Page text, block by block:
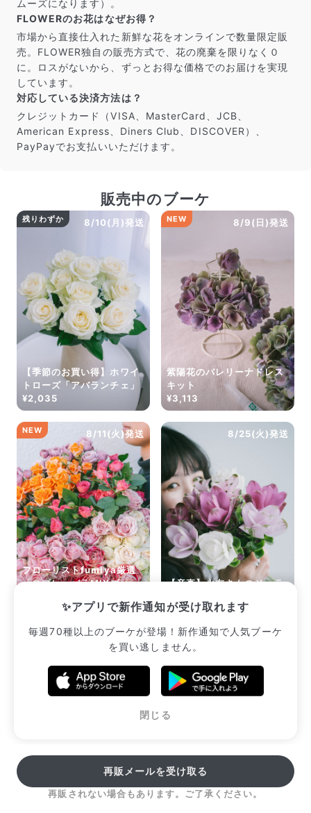
写真と同じものが届く？
商品ページに掲載している写真は、実際にお届けする商
だけ写真のイメージに近いものをお届けできるように人
の目でチェックをしています。
よくある質問
Q. 毎月自動でお花が届くサービスですか？
いいえ、毎月自動でお届けするサービスではありません。好
きな時に好きな花をご注文いただけます。
Q. 配送できないエリアはありますか？
ただいま沖縄・離島エリアへの配送には対応しておりませ
ん。ご了承ください。
Q. 配送日時は指定できますか？
お花をベストなタイミングで発送しているため、お届け日の
指定はできません。受け取り時間帯は、発送後にクロネコヤ
マトのアプリから変更可能です。
Q. 注文後にキャンセルできますか？
ご注文後一定時間内であればキャンセル可能です。
ムーズになります）。
FLOWERのお花はなぜお得？
市場から直接仕入れた新鮮な花をオンラインで数量限定販
売。FLOWER独自の販売方式で、花の廃棄を限りなく０
に。ロスがないから、ずっとお得な価格でのお届けを実現
しています。
対応している決済方法は？
クレジットカード（VISA、MasterCard、JCB、
American Express、Diners Club、DISCOVER）、
PayPayでお支払いいただけます。
✨アプリで新作通知が受け取れます
毎週70種以上のブーケが登場！新作通知で人気ブーケ
を買い逃しません。
閉じる
販売中のブーケ
8/10(月)発送
残りわずか
【季節のお買い得】ホワイ
トローズ「アバランチェ」
¥2,035
8/9(日)発送
NEW
紫陽花のバレリーナドレス
キット
¥3,113
8/11(火)発送
NEW
フローリストfumiya厳選
「スプレーバラMIXブー
8/25(火)発送
【産直】永友さんのジェラ
¥3,080
販売中のブーケ一覧へ
再販メールを受け取る
再販されない場合もあります。ご了承ください。